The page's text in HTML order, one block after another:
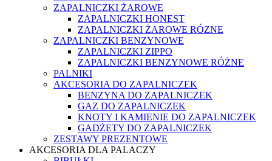
ZAPALNICZKI ŻAROWE
ZAPALNICZKI HONEST
ZAPALNICZKI ŻAROWE RÓZNE
ZAPALNICZKI BENZYNOWE
ZAPALNICZKI ZIPPO
ZAPALNICZKI BENZYNOWE RÓŻNE
PALNIKI
AKCESORIA DO ZAPALNICZEK
BENZYNA DO ZAPALNICZEK
GAZ DO ZAPALNICZEK
KNOTY I KAMIENIE DO ZAPALNICZEK
GADŻETY DO ZAPALNICZEK
ZESTAWY PREZENTOWE
AKCESORIA DLA PALACZY